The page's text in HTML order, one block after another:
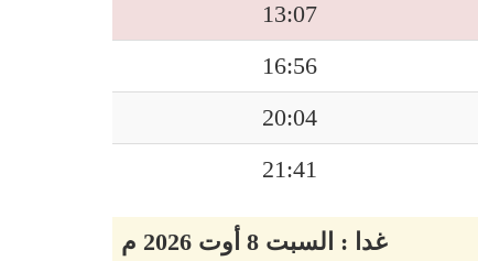
13:07
16:56
20:04
21:41
غدا : السبت 8 أوت 2026 م